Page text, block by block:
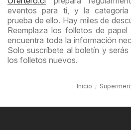
eventos para ti, y la categoría
prueba de ello. Hay miles de
Reemplaza los folletos de
encuentra toda la información
Solo suscríbete al boletín y
los folletos nuevos.
Inicio